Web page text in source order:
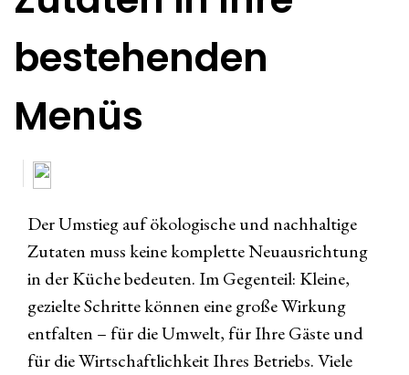
bestehenden
Menüs
Der Umstieg auf ökologische und nachhaltige
Zutaten muss keine komplette Neuausrichtung
in der Küche bedeuten. Im Gegenteil: Kleine,
gezielte Schritte können eine große Wirkung
entfalten – für die Umwelt, für Ihre Gäste und
für die Wirtschaftlichkeit Ihres Betriebs. Viele